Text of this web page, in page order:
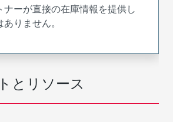
とリソース
ナーが直接の在庫情報を提供し
りません。